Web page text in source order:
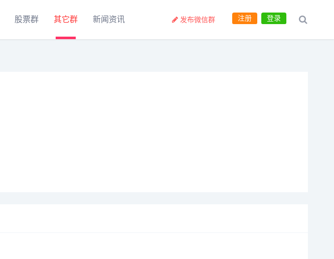
股票群 其它群 新闻资讯 登录
注册
发布微信群